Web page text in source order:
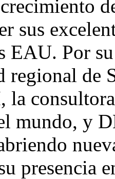
sus
EAU. Por
regional de
la
mundo, y
presencia